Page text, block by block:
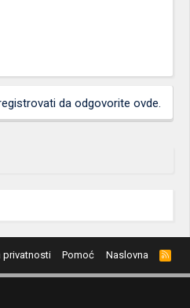
da odgovorite ovde.
privatnosti Pomoć Naslovna
R
S
S